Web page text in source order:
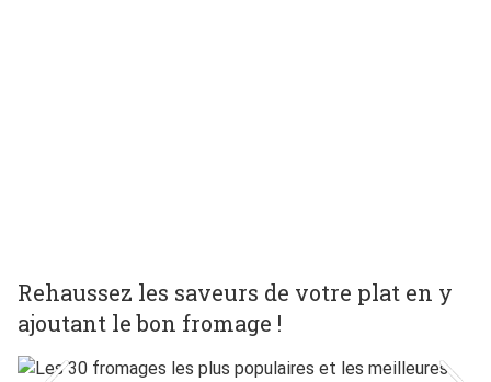
Rehaussez les saveurs de votre plat en y
ajoutant le bon fromage !